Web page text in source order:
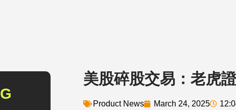
美股碎股交易：老虎
Product News March 24, 2025